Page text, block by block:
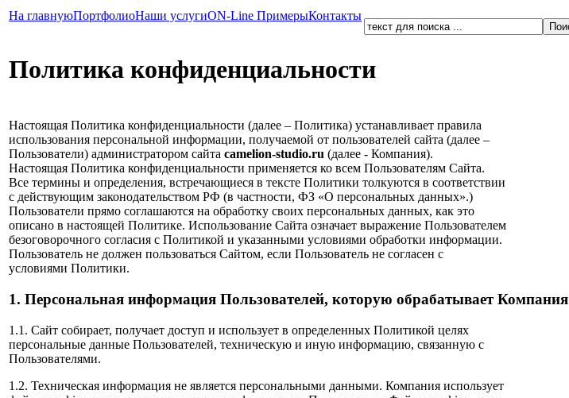
На главнуюПортфолиоНаши услугиON-Line ПримерыКонтакты
Политика конфиденциальности
Настоящая Политика конфиденциальности (далее – Политика) устанавливает правила
использования персональной информации, получаемой от пользователей сайта (далее –
Пользователи) администратором сайта camelion-studio.ru (далее - Компания).
Настоящая Политика конфиденциальности применяется ко всем Пользователям Сайта.
Все термины и определения, встречающиеся в тексте Политики толкуются в соответствии
с действующим законодательством РФ (в частности, ФЗ «О персональных данных».)
Пользователи прямо соглашаются на обработку своих персональных данных, как это
описано в настоящей Политике. Использование Сайта означает выражение Пользователем
безоговорочного согласия с Политикой и указанными условиями обработки информации.
Пользователь не должен пользоваться Сайтом, если Пользователь не согласен с
условиями Политики.
1. Персональная информация Пользователей, которую обрабатывает Компания
1.1. Сайт собирает, получает доступ и использует в определенных Политикой целях
персональные данные Пользователей, техническую и иную информацию, связанную с
Пользователями.
1.2. Техническая информация не является персональными данными. Компания использует